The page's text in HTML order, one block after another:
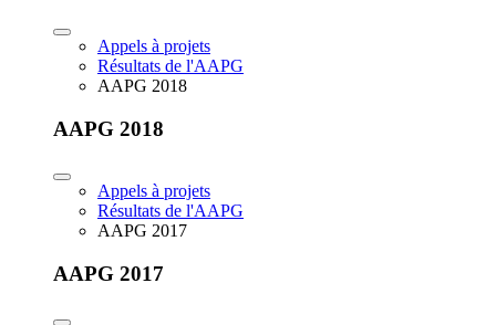
Appels à projets
Résultats de l'AAPG
AAPG 2018
AAPG 2018
Appels à projets
Résultats de l'AAPG
AAPG 2017
AAPG 2017